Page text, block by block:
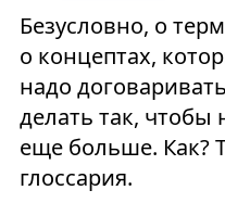
Безусловно, о
о концептах,
надо
делать так, чтобы
еще больше. Как?
глоссария.